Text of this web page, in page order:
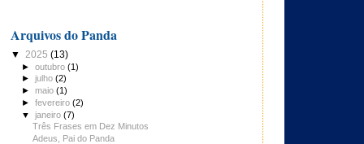
Arquivos do Panda
▼ 2025 (13)
►outubro(1)
►julho(2)
►maio(1)
►fevereiro(2)
▼janeiro(7)
Três Frases em Dez Minutos
Adeus, Pai do Panda